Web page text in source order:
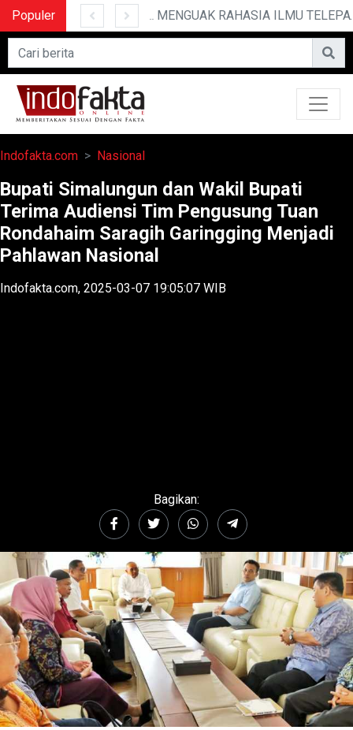
Populer MENGUAK RAHASIA ILMU TELEPATI
Indofakta.com Nasional
Bupati Simalungun dan Wakil Bupati
Terima Audiensi Tim Pengusung Tuan
Rondahaim Saragih Garingging Menjadi
Pahlawan Nasional
Indofakta.com, 2025-03-07 19:05:07 WIB
Bagikan: